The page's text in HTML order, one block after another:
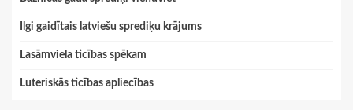
Ilgi gaidītais latviešu sprediķu krājums
Lasāmviela ticības spēkam
Luteriskās ticības apliecības